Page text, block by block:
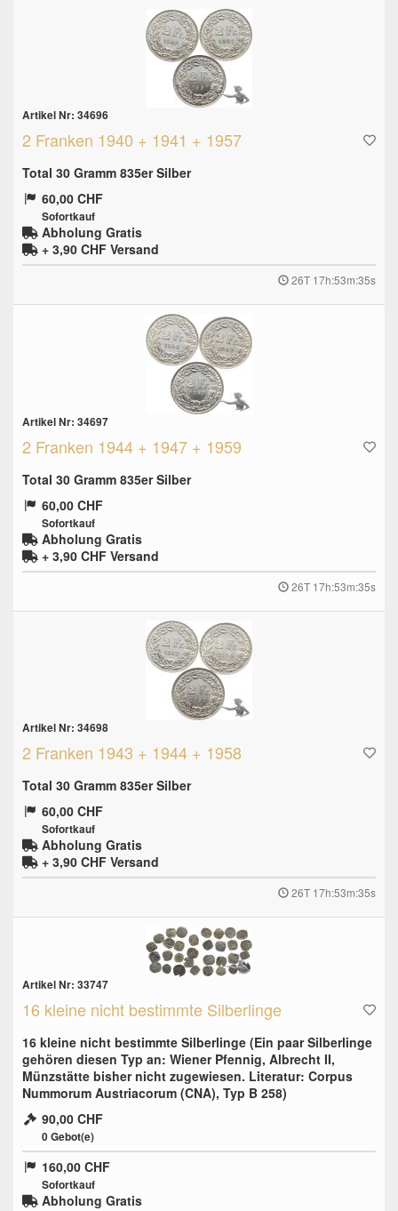
Artikel Nr: 34696
2 Franken 1940 + 1941 + 1957
Total 30 Gramm 835er Silber
60,00 CHF
Sofortkauf
Abholung Gratis
+ 3,90 CHF Versand
26T 17h:53m:34s
Artikel Nr: 34697
2 Franken 1944 + 1947 + 1959
Total 30 Gramm 835er Silber
60,00 CHF
Sofortkauf
Abholung Gratis
+ 3,90 CHF Versand
26T 17h:53m:34s
Artikel Nr: 34698
2 Franken 1943 + 1944 + 1958
Total 30 Gramm 835er Silber
60,00 CHF
Sofortkauf
Abholung Gratis
+ 3,90 CHF Versand
26T 17h:53m:34s
Artikel Nr: 33747
16 kleine nicht bestimmte Silberlinge
16 kleine nicht bestimmte Silberlinge (Ein paar Silberlinge
gehören diesen Typ an: Wiener Pfennig, Albrecht II,
Münzstätte bisher nicht zugewiesen. Literatur: Corpus
Nummorum Austriacorum (CNA), Typ B 258)
90,00 CHF
0Gebot(e)
160,00 CHF
Sofortkauf
Abholung Gratis